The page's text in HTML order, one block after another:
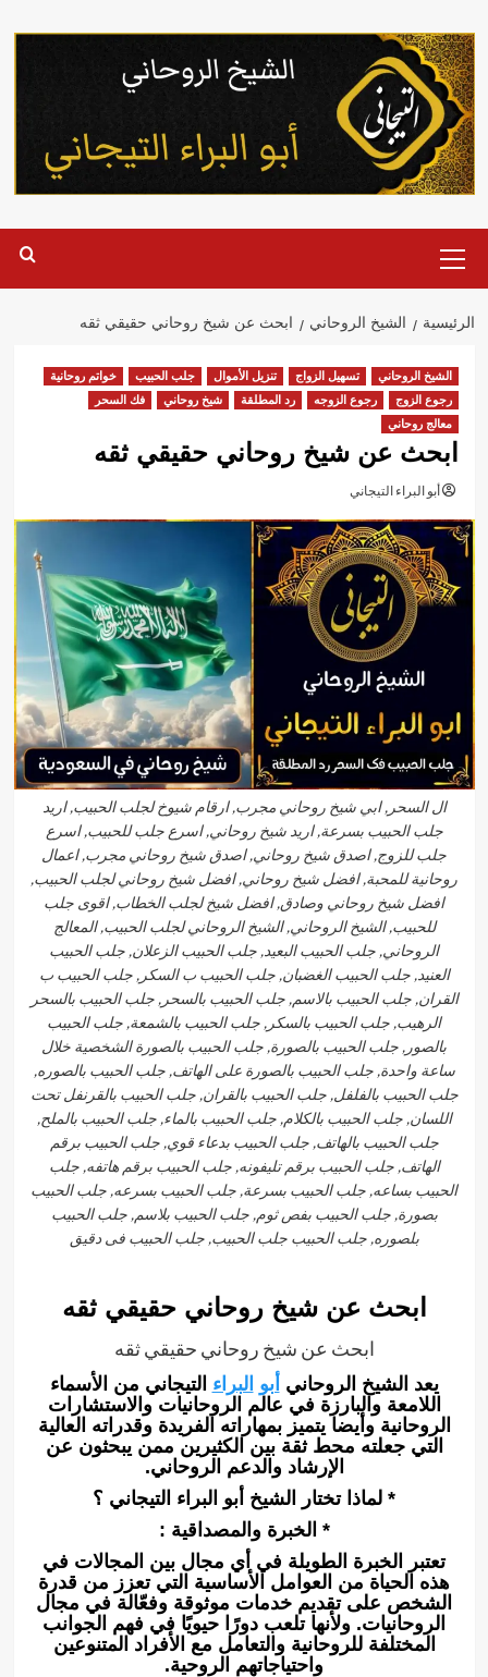
إلى
المحتوى
الرئيسية
الرئيسية الشيخ الروحاني ابحث عن شيخ روحاني حقيقي ثقه
الشيخ الروحاني تسهيل الزواج تنزيل الأموال جلب الحبيب
خواتم روحانية
رجوع الزوج
رجوع الزوجه رد المطلقة شيخ روحاني
فك السحر
معالج روحاني
ابحث عن شيخ روحاني حقيقي ثقه
أبو البراء التيجاني
ال السحر, ابي شيخ روحاني مجرب, ارقام شيوخ لجلب الحبيب, اريد
جلب الحبيب بسرعة, اريد شيخ روحاني, اسرع جلب للحبيب, اسرع
جلب للزوج, اصدق شيخ روحاني, اصدق شيخ روحاني مجرب, اعمال
روحانية للمحبة, افضل شيخ روحاني, افضل شيخ روحاني لجلب الحبيب,
افضل شيخ روحاني وصادق, افضل شيخ لجلب الخطاب, اقوى جلب
للحبيب, الشيخ الروحاني, الشيخ الروحاني لجلب الحبيب, المعالج
الروحاني, جلب الحبيب البعيد, جلب الحبيب الزعلان, جلب الحبيب
العنيد, جلب الحبيب الغضبان, جلب الحبيب ب السكر, جلب الحبيب ب
القران, جلب الحبيب بالاسم, جلب الحبيب بالسحر, جلب الحبيب بالسحر
الرهيب, جلب الحبيب بالسكر, جلب الحبيب بالشمعة, جلب الحبيب
بالصور, جلب الحبيب بالصورة, جلب الحبيب بالصورة الشخصية خلال
ساعة واحدة, جلب الحبيب بالصورة على الهاتف, جلب الحبيب بالصوره,
جلب الحبيب بالفلفل, جلب الحبيب بالقران, جلب الحبيب بالقرنفل تحت
اللسان, جلب الحبيب بالكلام, جلب الحبيب بالماء, جلب الحبيب بالملح,
جلب الحبيب بالهاتف, جلب الحبيب بدعاء قوي, جلب الحبيب برقم
الهاتف, جلب الحبيب برقم تليفونه, جلب الحبيب برقم هاتفه, جلب
الحبيب بساعه, جلب الحبيب بسرعة, جلب الحبيب بسرعه, جلب الحبيب
بصورة, جلب الحبيب بفص ثوم, جلب الحبيب بلاسم, جلب الحبيب
بلصوره, جلب الحبيب جلب الحبيب, جلب الحبيب فى دقيق
ابحث عن شيخ روحاني حقيقي ثقه
ابحث عن شيخ روحاني حقيقي ثقه
يعد الشيخ الروحاني أبو البراء التيجاني من الأسماء
اللامعة والبارزة في عالم الروحانيات والاستشارات
الروحانية وأيضا يتميز بمهاراته الفريدة وقدراته العالية
التي جعلته محط ثقة بين الكثيرين ممن يبحثون عن
الإرشاد والدعم الروحاني.
* لماذا تختار الشيخ أبو البراء التيجاني ؟
* الخبرة والمصداقية :
تعتبر الخبرة الطويلة في أي مجال بين المجالات في
هذه الحياة من العوامل الأساسية التي تعزز من قدرة
الشخص على تقديم خدمات موثوقة وفعّالة في مجال
الروحانيات. ولأنها تلعب دورًا حيويًا في فهم الجوانب
المختلفة للروحانية والتعامل مع الأفراد المتنوعين
واحتياجاتهم الروحية.